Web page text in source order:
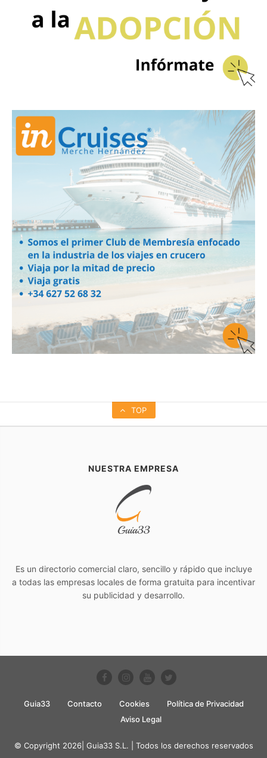
TOP
NUESTRA EMPRESA
Es un directorio comercial claro, sencillo y rápido que incluye
a todas las empresas locales de forma gratuita para incentivar
su publicidad y desarrollo.
Guia33 Contacto Cookies
Política de Privacidad
Aviso Legal
© Copyright 2026| Guia33 S.L. | Todos los derechos reservados